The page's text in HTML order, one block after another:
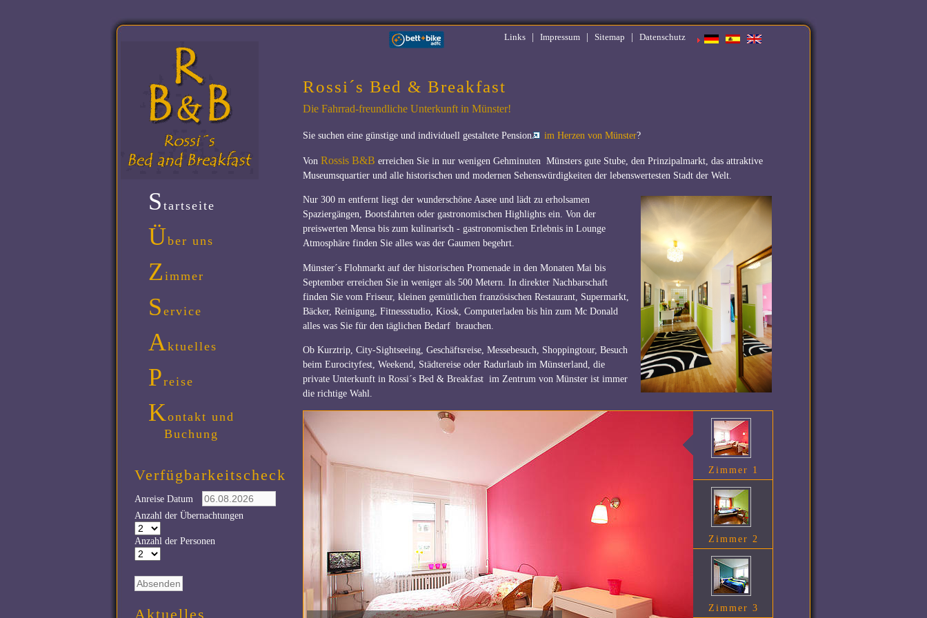
Links | Impressum | Sitemap | Datenschutz
Rossi´s Bed & Breakfast
Die Fahrrad-freundliche Unterkunft in Münster!
Sie suchen eine günstige und individuell gestaltete Pension im Herzen von Münster?
Von Rossis B&B erreichen Sie in nur wenigen Gehminuten Münsters gute Stube, den Prinzipalmarkt, das attraktive
Museumsquartier und alle historischen und modernen Sehenswürdigkeiten der lebenswertesten Stadt der Welt.
Nur 300 m entfernt liegt der wunderschöne Aasee und lädt zu erholsamen
Spaziergängen, Bootsfahrten oder gastronomischen Highlights ein. Von der
preiswerten Mensa bis zum kulinarisch - gastronomischen Erlebnis in Lounge
Atmosphäre finden Sie alles was der Gaumen begehrt.
Münster´s Flohmarkt auf der historischen Promenade in den Monaten Mai bis
September erreichen Sie in weniger als 500 Metern. In direkter Nachbarschaft
finden Sie vom Friseur, kleinen gemütlichen französischen Restaurant, Supermarkt,
Bäcker, Reinigung, Fitnessstudio, Kiosk, Computerladen bis hin zum Mc Donald
alles was Sie für den täglichen Bedarf brauchen.
Ob Kurztrip, City-Sightseeing, Geschäftsreise, Messebesuch, Shoppingtour, Besuch
beim Eurocityfest, Weekend, Städtereise oder Radurlaub im Münsterland, die
private Unterkunft in Rossi´s Bed & Breakfast im Zentrum von Münster ist immer
die richtige Wahl.
Zimmer 1
Zimmer 2
Zimmer 3
S tartseite
Über uns
Z immer
S ervice
Aktuelles
Preise
Kontakt und
Buchung
Verfügbarkeitscheck
Anreise Datum
Anzahl der Übernachtungen
Anzahl der Personen